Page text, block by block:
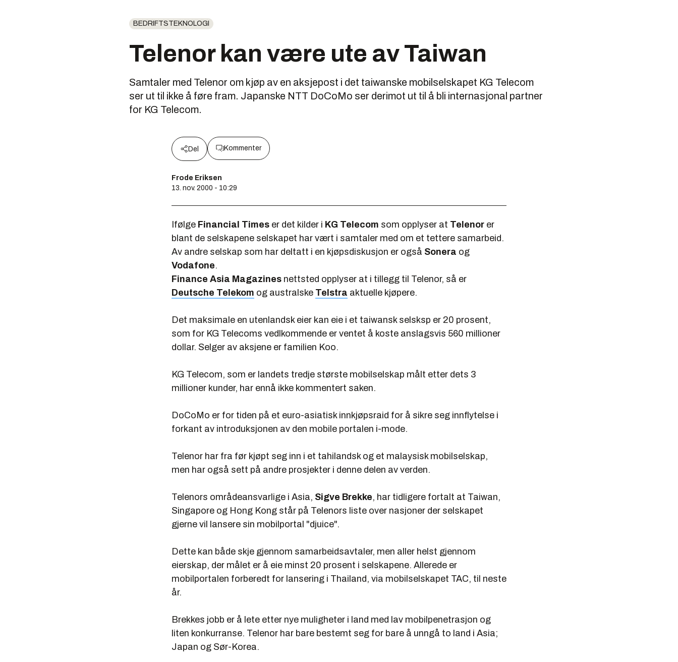
BEDRIFTSTEKNOLOGI
Telenor kan være ute av Taiwan
Samtaler med Telenor om kjøp av en aksjepost i det taiwanske mobilselskapet KG Telecom
ser ut til ikke å føre fram. Japanske NTT DoCoMo ser derimot ut til å bli internasjonal partner
for KG Telecom.
Del Kommenter
Frode Eriksen
13. nov. 2000 - 10:29
Ifølge Financial Times er det kilder i KG Telecom som opplyser at Telenor er
blant de selskapene selskapet har vært i samtaler med om et tettere samarbeid.
Av andre selskap som har deltatt i en kjøpsdiskusjon er også Sonera og
Vodafone.
Finance Asia Magazines nettsted opplyser at i tillegg til Telenor, så er
Deutsche Telekom og australske Telstra aktuelle kjøpere.
Det maksimale en utenlandsk eier kan eie i et taiwansk selsksp er 20 prosent,
som for KG Telecoms vedlkommende er ventet å koste anslagsvis 560 millioner
dollar. Selger av aksjene er familien Koo.
KG Telecom, som er landets tredje største mobilselskap målt etter dets 3
millioner kunder, har ennå ikke kommentert saken.
DoCoMo er for tiden på et euro-asiatisk innkjøpsraid for å sikre seg innflytelse i
forkant av introduksjonen av den mobile portalen i-mode.
Telenor har fra før kjøpt seg inn i et tahilandsk og et malaysisk mobilselskap,
men har også sett på andre prosjekter i denne delen av verden.
Telenors områdeansvarlige i Asia, Sigve Brekke, har tidligere fortalt at Taiwan,
Singapore og Hong Kong står på Telenors liste over nasjoner der selskapet
gjerne vil lansere sin mobilportal "djuice".
Dette kan både skje gjennom samarbeidsavtaler, men aller helst gjennom
eierskap, der målet er å eie minst 20 prosent i selskapene. Allerede er
mobilportalen forberedt for lansering i Thailand, via mobilselskapet TAC, til neste
år.
Brekkes jobb er å lete etter nye muligheter i land med lav mobilpenetrasjon og
liten konkurranse. Telenor har bare bestemt seg for bare å unngå to land i Asia;
Japan og Sør-Korea.